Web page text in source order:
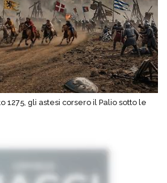
1275, gli astesi corsero il Palio sotto le